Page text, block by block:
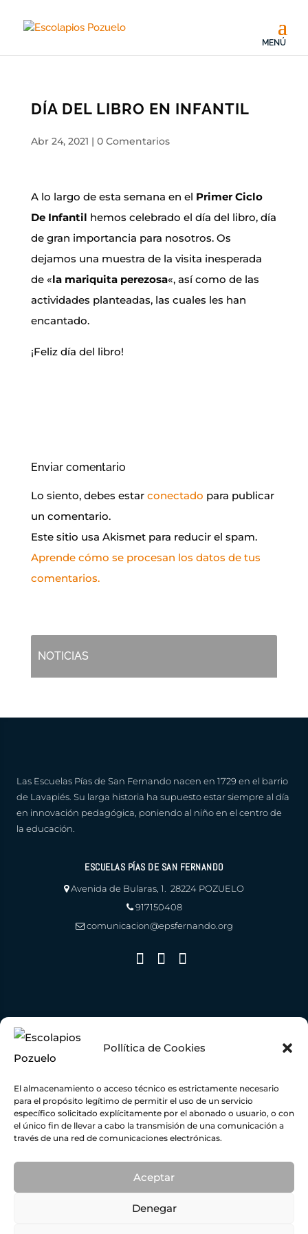
Pollítica de Cookies
El almacenamiento o acceso técnico es estrictamente necesario
para el propósito legítimo de permitir el uso de un servicio
específico solicitado explícitamente por el abonado o usuario, o con
el único fin de llevar a cabo la transmisión de una comunicación a
través de una red de comunicaciones electrónicas.
Aceptar
Denegar
DÍA DEL LIBRO EN INFANTIL
Abr 24, 2021 | 0 Comentarios
A lo largo de esta semana en el Primer Ciclo
De Infantil hemos celebrado el día del libro, día
de gran importancia para nosotros. Os
dejamos una muestra de la visita inesperada
de «la mariquita perezosa«, así como de las
actividades planteadas, las cuales les han
encantado.
¡Feliz día del libro!
Enviar comentario
Lo siento, debes estar conectado para publicar
un comentario.
Este sitio usa Akismet para reducir el spam.
Aprende cómo se procesan los datos de tus
comentarios.
NOTICIAS
Las Escuelas Pías de San Fernando nacen en 1729 en el barrio
de Lavapiés. Su larga historia ha supuesto estar siempre al día
en innovación pedagógica, poniendo al niño en el centro de
la educación.
ESCUELAS PÍAS DE SAN FERNANDO
Avenida de Bularas, 1. 28224 POZUELO
917150408
comunicacion@epsfernando.org
Escuelas Pías de San Fernando ha recibido una ayuda de la Unión Europea con cargo al
excedente109,45KWP con una inversión total de78.919,00 €y una ayuda concedida por
almacenamiento, con fuentes de energía renovable, así como la implantación de sistemas